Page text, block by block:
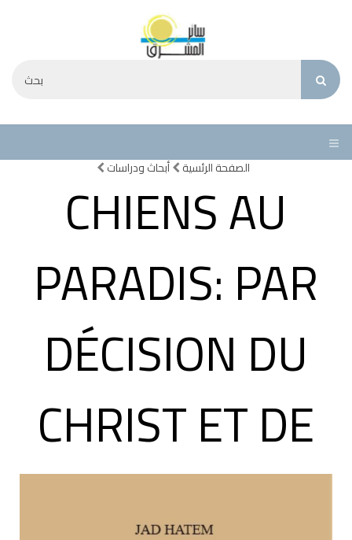
الصفحة الرئسية أبحاث ودراسات
CHIENS AU
PARADIS: PAR
DÉCISION DU
CHRIST ET DE
YUDHIṢṬHIRA